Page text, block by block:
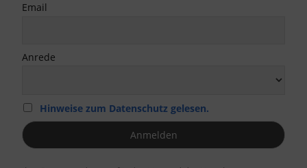
Email
Anrede
Hinweise zum Datenschutz gelesen.